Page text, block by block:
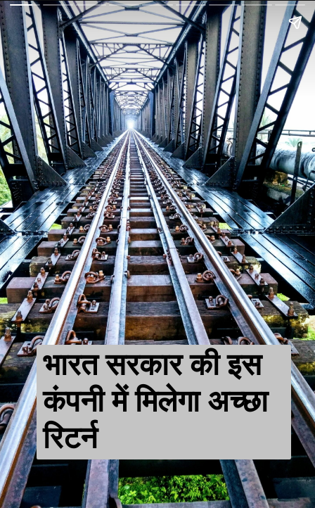
भारत सरकार की इस
कंपनी में मिलेगा अच्छा
रिटर्न